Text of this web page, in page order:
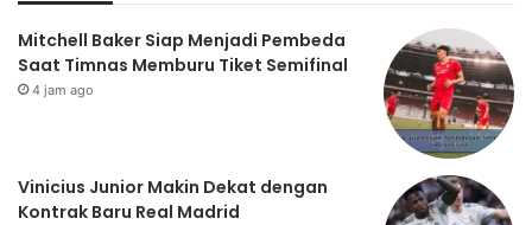
Mitchell Baker Siap Menjadi Pembeda
Saat Timnas Memburu Tiket Semifinal
4 jam ago
Vinicius Junior Makin Dekat dengan
Kontrak Baru Real Madrid